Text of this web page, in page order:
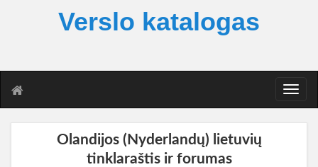
Verslo katalogas
T
o
Olandijos (Nyderlandų) lietuvių
tinklaraštis ir forumas